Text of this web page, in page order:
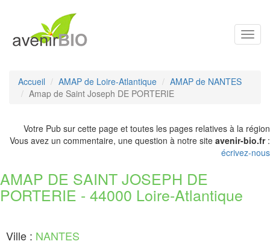
Accueil AMAP de Loire-Atlantique
AMAP de NANTES
Amap de Saint Joseph DE PORTERIE
Votre Pub sur cette page et toutes les pages relatives à la région
Vous avez un commentaire, une question à notre site avenir-bio.fr:
écrivez-nous
AMAP DE SAINT JOSEPH DE
PORTERIE - 44000 Loire-Atlantique
Ville : NANTES